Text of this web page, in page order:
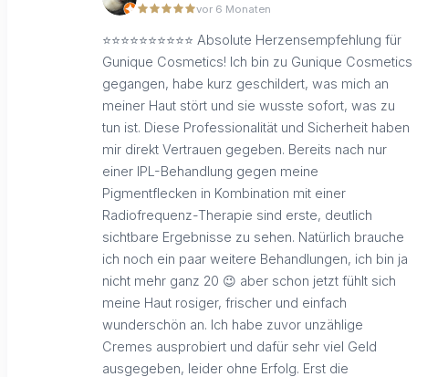
vor 6 Monaten
⭐️⭐️⭐️⭐️⭐️⭐️⭐️⭐️⭐️⭐️ Absolute Herzensempfehlung für
Gunique Cosmetics! Ich bin zu Gunique Cosmetics
gegangen, habe kurz geschildert, was mich an
meiner Haut stört und sie wusste sofort, was zu
tun ist. Diese Professionalität und Sicherheit haben
mir direkt Vertrauen gegeben. Bereits nach nur
einer IPL-Behandlung gegen meine
Pigmentflecken in Kombination mit einer
Radiofrequenz-Therapie sind erste, deutlich
sichtbare Ergebnisse zu sehen. Natürlich brauche
ich noch ein paar weitere Behandlungen, ich bin ja
nicht mehr ganz 20 😉 aber schon jetzt fühlt sich
meine Haut rosiger, frischer und einfach
wunderschön an. Ich habe zuvor unzählige
Cremes ausprobiert und dafür sehr viel Geld
ausgegeben, leider ohne Erfolg. Erst die